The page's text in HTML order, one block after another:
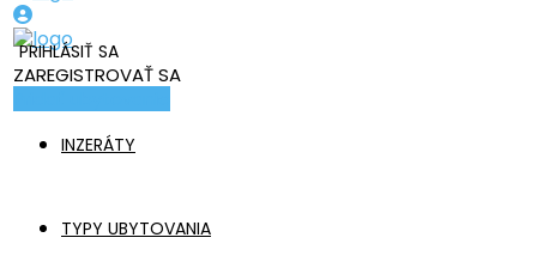
PRIHLÁSIŤ SA
ZAREGISTROVAŤ SA
INZERÁTY
TYPY UBYTOVANIA